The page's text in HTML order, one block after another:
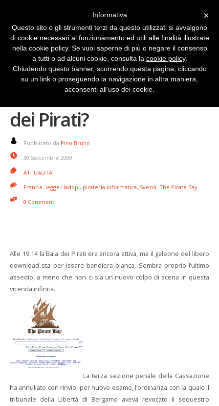
Ultimo assedio alla Baia
dei Pirati?
Pubblicato da Pino Bruno
30 Settembre 2009
ATTUALITA'
Francia, legge Hadopi, pirateria informatica, Svezia, The Pirate Bay
0 Commenti
Alle 19.14 la Baia dei Pirati era ancora attiva, ma il galeone del libero
download sta per issare bandiera bianca. Sembra proprio l’ultimo
assedio, a meno che non ci sia un nuovo colpo di scena in questa
vicenda infinita.
La terza sezione penale della Cassazione
ha annullato con rinvio, per nuovo esame, l’ordinanza con la quale il
tribunale della Libertà di Bergamo aveva revocato il sequestro
×
Informativa
Questo sito o gli strumenti terzi da questo utilizzati si avvalgono
di cookie necessari al funzionamento ed utili alle finalità illustrate
nella cookie policy. Se vuoi saperne di più o negare il consenso
a tutti o ad alcuni cookie, consulta la cookie policy.
Chiudendo questo banner, scorrendo questa pagina, cliccando
su un link o proseguendo la navigazione in altra maniera,
acconsenti all’uso dei cookie.